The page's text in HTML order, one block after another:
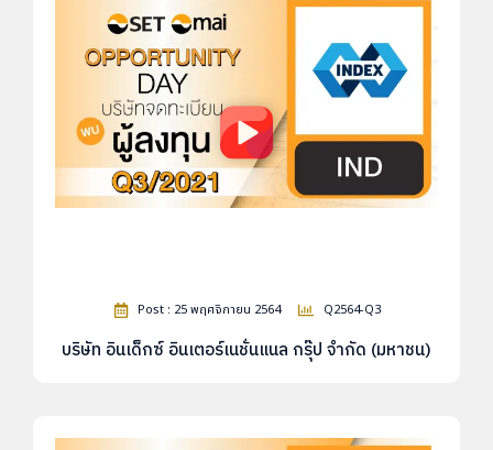
Post : 25 พฤศจิกายน 2564 Q2564-Q3
บริษัท อินเด็กซ์ อินเตอร์เนชั่นแนล กรุ๊ป จำกัด (มหาชน)